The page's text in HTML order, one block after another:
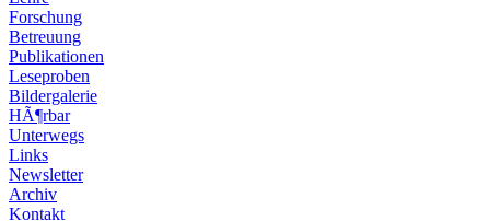
Forschung
Betreuung
Publikationen
Leseproben
Bildergalerie
HÃ¶rbar
Unterwegs
Links
Newsletter
Archiv
Kontakt